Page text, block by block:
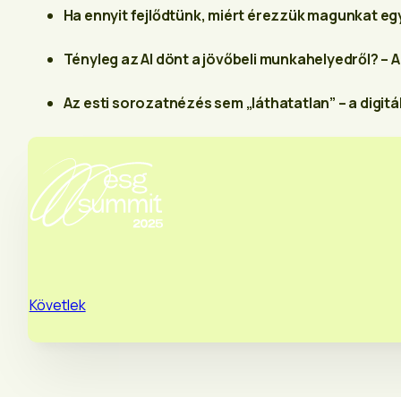
Ha ennyit fejlődtünk, miért érezzük magunkat
Tényleg az AI dönt a jövőbeli munkahelyedről?
Az esti sorozatnézés sem „láthatatlan” – a
Követlek